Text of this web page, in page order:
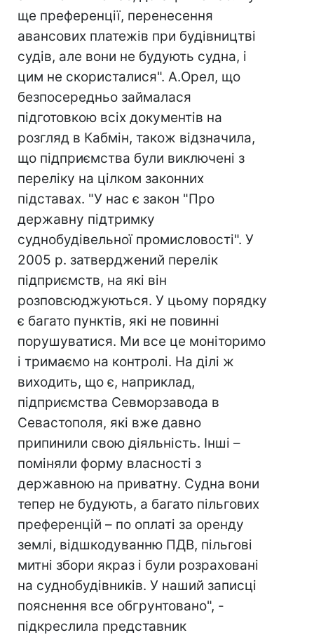
ще преференції, перенесення
авансових платежів при будівництві
судів, але вони не будують судна, і
цим не скористалися". А.Орел, що
безпосередньо займалася
підготовкою всіх документів на
розгляд в Кабмін, також відзначила,
що підприємства були виключені з
переліку на цілком законних
підставах. "У нас є закон "Про
державну підтримку
суднобудівельної промисловості". У
2005 р. затверджений перелік
підприємств, на які він
розповсюджуються. У цьому порядку
є багато пунктів, які не повинні
порушуватися. Ми все це моніторимо
і тримаємо на контролі. На ділі ж
виходить, що є, наприклад,
підприємства Севморзавода в
Севастополя, які вже давно
припинили свою діяльність. Інші –
поміняли форму власності з
державною на приватну. Судна вони
тепер не будують, а багато пільгових
преференцій – по оплаті за оренду
землі, відшкодуванню ПДВ, пільгові
митні збори якраз і були розраховані
на суднобудівників. У наший записці
пояснення все обгрунтовано", -
підкреслила представник